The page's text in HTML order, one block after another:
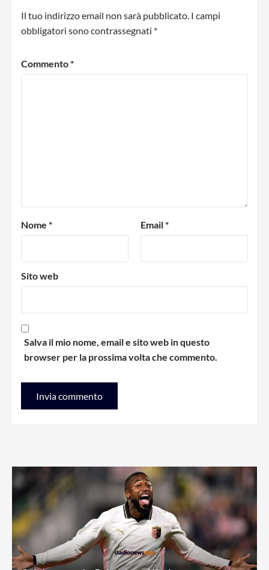
Il tuo indirizzo email non sarà pubblicato. I campi
obbligatori sono contrassegnati *
Commento*
Nome * Email*
Sito web
Salva il mio nome, email e sito web in questo
browser per la prossima volta che commento.